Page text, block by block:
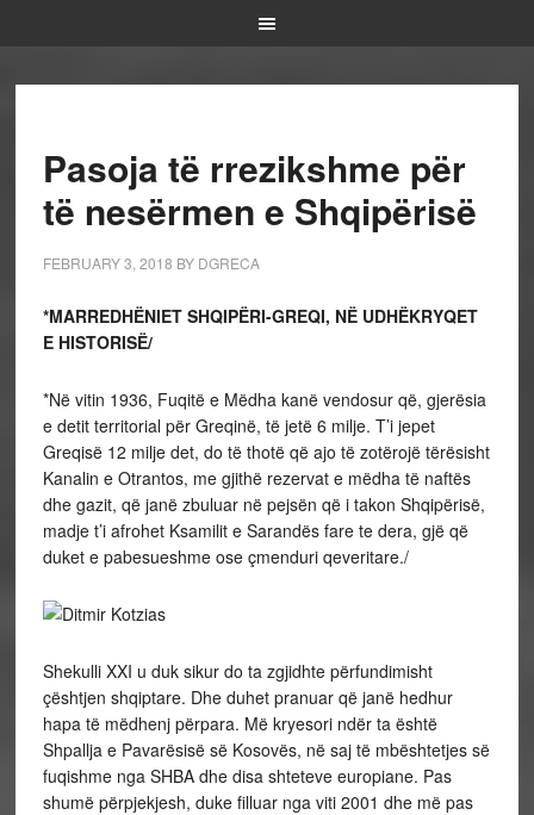
Pasoja të rrezikshme për
të nesërmen e Shqipërisë
FEBRUARY 3, 2018 BY DGRECA
*MARREDHËNIET SHQIPËRI-GREQI, NË UDHËKRYQET
E HISTORISË/
*Në vitin 1936, Fuqitë e Mëdha kanë vendosur që, gjerësia
e detit territorial për Greqinë, të jetë 6 milje. T’i jepet
Greqisë 12 milje det, do të thotë që ajo të zotërojë tërësisht
Kanalin e Otrantos, me gjithë rezervat e mëdha të naftës
dhe gazit, që janë zbuluar në pejsën që i takon Shqipërisë,
madje t’i afrohet Ksamilit e Sarandës fare te dera, gjë që
duket e pabesueshme ose çmenduri qeveritare./
Shekulli XXI u duk sikur do ta zgjidhte përfundimisht
çështjen shqiptare. Dhe duhet pranuar që janë hedhur
hapa të mëdhenj përpara. Më kryesori ndër ta është
Shpallja e Pavarësisë së Kosovës, në saj të mbështetjes së
fuqishme nga SHBA dhe disa shteteve europiane. Pas
shumë përpjekjesh, duke filluar nga viti 2001 dhe më pas